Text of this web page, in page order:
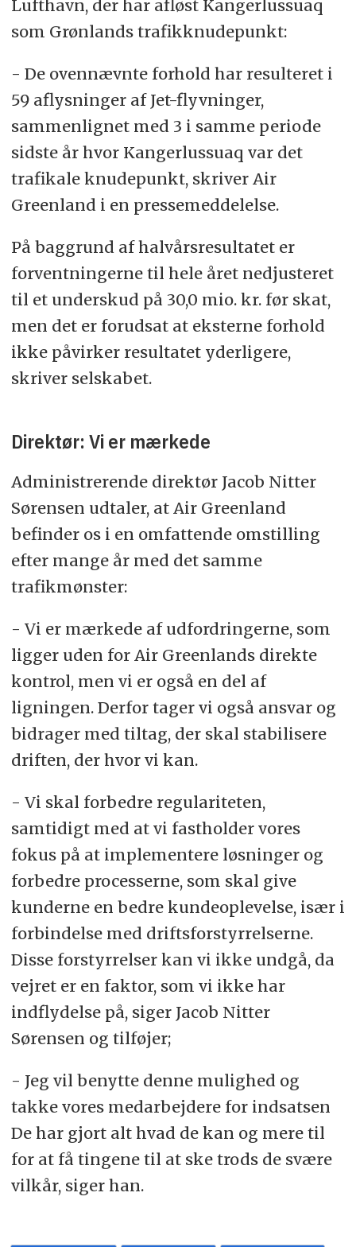
Lufthavn, der har afløst Kangerlussuaq
som Grønlands trafikknudepunkt:
- De ovennævnte forhold har resulteret i
59 aflysninger af Jet-flyvninger,
sammenlignet med 3 i samme periode
sidste år hvor Kangerlussuaq var det
trafikale knudepunkt, skriver Air
Greenland i en pressemeddelelse.
På baggrund af halvårsresultatet er
forventningerne til hele året nedjusteret
til et underskud på 30,0 mio. kr. før skat,
men det er forudsat at eksterne forhold
ikke påvirker resultatet yderligere,
skriver selskabet.
Direktør: Vi er mærkede
Administrerende direktør Jacob Nitter
Sørensen udtaler, at Air Greenland
befinder os i en omfattende omstilling
efter mange år med det samme
trafikmønster:
- Vi er mærkede af udfordringerne, som
ligger uden for Air Greenlands direkte
kontrol, men vi er også en del af
ligningen. Derfor tager vi også ansvar og
bidrager med tiltag, der skal stabilisere
driften, der hvor vi kan.
- Vi skal forbedre regulariteten,
samtidigt med at vi fastholder vores
fokus på at implementere løsninger og
forbedre processerne, som skal give
kunderne en bedre kundeoplevelse, især i
forbindelse med driftsforstyrrelserne.
Disse forstyrrelser kan vi ikke undgå, da
vejret er en faktor, som vi ikke har
indflydelse på, siger Jacob Nitter
Sørensen og tilføjer;
- Jeg vil benytte denne mulighed og
takke vores medarbejdere for indsatsen
De har gjort alt hvad de kan og mere til
for at få tingene til at ske trods de svære
vilkår, siger han.